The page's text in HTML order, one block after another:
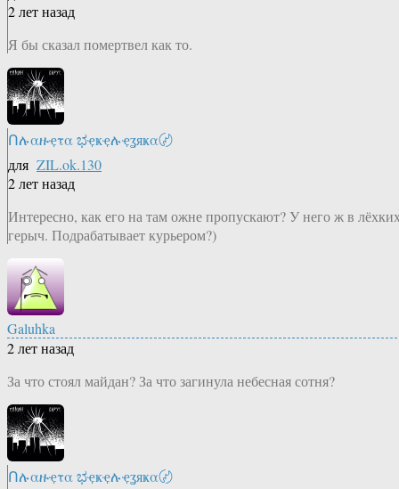
2 лет назад
Я бы сказал помертвел как то.
Ոሉαዙҿτα ಭҿҝҿሉҿʓяҝα〄
для ZIL.ok.130
2 лет назад
Интересно, как его на там ожне пропускают? У него ж в
герыч. Подрабатывает курьером?)
Galuhka
2 лет назад
За что стоял майдан? За что загинула небесная сотня?
Ոሉαዙҿτα ಭҿҝҿሉҿʓяҝα〄